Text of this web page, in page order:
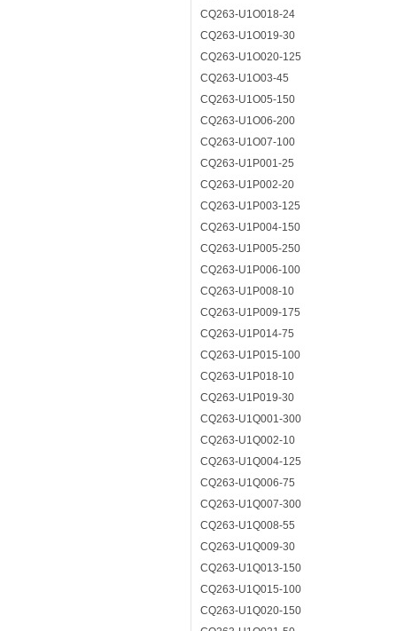
CQ263-U1O018-24
CQ263-U1O019-30
CQ263-U1O020-125
CQ263-U1O03-45
CQ263-U1O05-150
CQ263-U1O06-200
CQ263-U1O07-100
CQ263-U1P001-25
CQ263-U1P002-20
CQ263-U1P003-125
CQ263-U1P004-150
CQ263-U1P005-250
CQ263-U1P006-100
CQ263-U1P008-10
CQ263-U1P009-175
CQ263-U1P014-75
CQ263-U1P015-100
CQ263-U1P018-10
CQ263-U1P019-30
CQ263-U1Q001-300
CQ263-U1Q002-10
CQ263-U1Q004-125
CQ263-U1Q006-75
CQ263-U1Q007-300
CQ263-U1Q008-55
CQ263-U1Q009-30
CQ263-U1Q013-150
CQ263-U1Q015-100
CQ263-U1Q020-150